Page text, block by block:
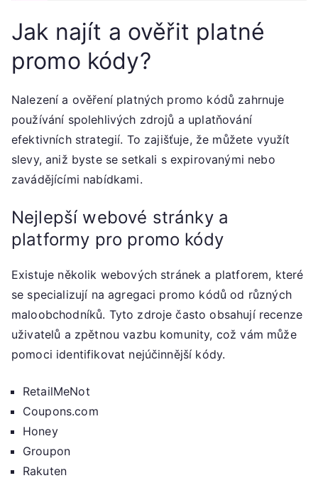
Jak najít a ověřit platné
promo kódy?
Nalezení a ověření platných promo kódů zahrnuje
používání spolehlivých zdrojů a uplatňování
efektivních strategií. To zajišťuje, že můžete využít
slevy, aniž byste se setkali s expirovanými nebo
zavádějícími nabídkami.
Nejlepší webové stránky a
platformy pro promo kódy
Existuje několik webových stránek a platforem, které
se specializují na agregaci promo kódů od různých
maloobchodníků. Tyto zdroje často obsahují recenze
uživatelů a zpětnou vazbu komunity, což vám může
pomoci identifikovat nejúčinnější kódy.
RetailMeNot
Coupons.com
Honey
Groupon
Rakuten